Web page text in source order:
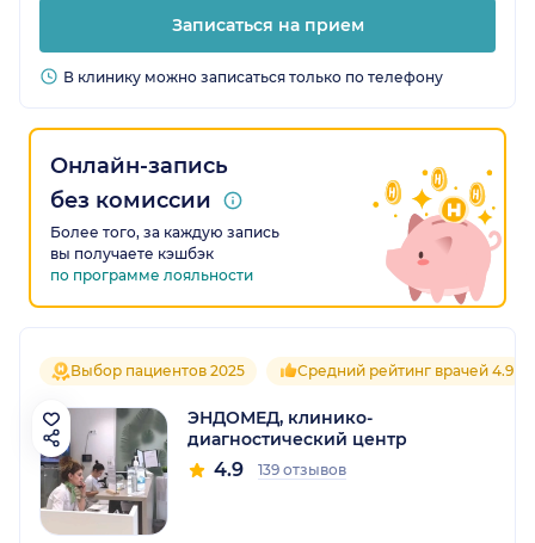
Записаться на прием
В клинику можно записаться только по телефону
Онлайн-запись
без комиссии
Более того, за каждую запись
вы получаете кэшбэк
по программе лояльности
Выбор пациентов 2025 Средний рейтинг врачей 4.9
ЭНДОМЕД, клинико-
диагностический центр
4.9 139 отзывов